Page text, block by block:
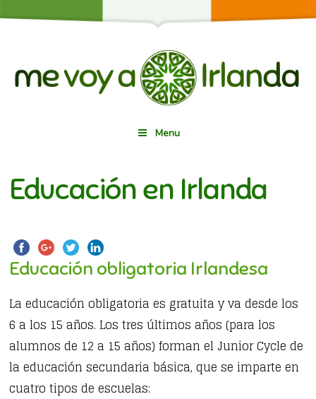
Menu
Educación en Irlanda
Educación obligatoria Irlandesa
La educación obligatoria es gratuita y va desde los
6 a los 15 años. Los tres últimos años (para los
alumnos de 12 a 15 años) forman el Junior Cycle de
la educación secundaria básica, que se imparte en
cuatro tipos de escuelas: